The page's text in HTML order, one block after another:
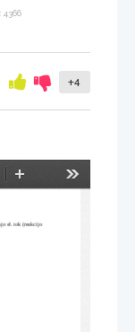
4366
+4
el. tok (reakcijo